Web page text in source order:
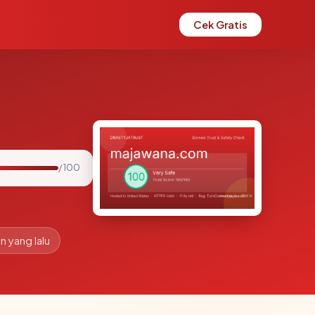
Cek Gratis
/ 100
yang lalu